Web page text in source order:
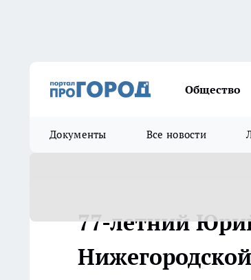
Общество
Документы Все новости
77-летний